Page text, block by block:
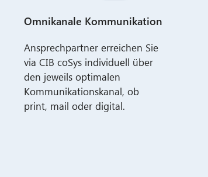
Omnikanale Kommunikation
Ansprechpartner erreichen Sie
via CIB coSys individuell über
den jeweils optimalen
Kommunikationskanal, ob
print, mail oder digital.